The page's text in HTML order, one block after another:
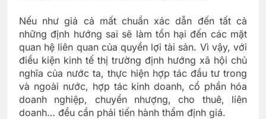
Nếu như giá cả mất chuẩn xác dẫn đến tất cả
những định hướng sai sẽ làm tổn hại đến các mặt
quan hệ liên quan của quyền lợi tài sản. Vì vậy, với
điều kiện kinh tế thị trường định hướng xã hội chủ
nghĩa của nước ta, thực hiện hợp tác đầu tư trong
và ngoài nước, hợp tác kinh doanh, cổ phần hóa
doanh nghiệp, chuyển nhượng, cho thuê, liên
doanh… đều cần phải tiến hành thẩm định giá.